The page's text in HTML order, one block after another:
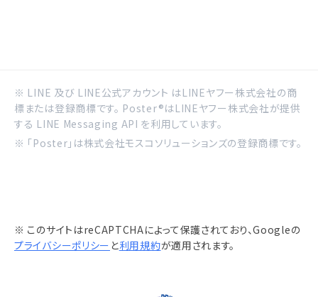
※ LINE 及び LINE公式アカウント はLINEヤフー株式会社の商
標または登録商標です。 Poster®はLINEヤフー株式会社が提供
する LINE Messaging API を利用しています。
※ 「Poster」は株式会社モスコソリューションズの登録商標です。
※ このサイトはreCAPTCHAによって保護されており、Googleの
プライバシーポリシー と利用規約が適用されます。